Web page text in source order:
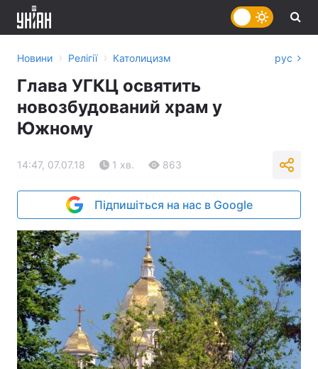
Новини › Релігії › Католицизм рус
Глава УГКЦ освятить
новозбудований храм у
Южному
14:47, 07.07.18 1 хв. 863
Підпишіться на нас в Google